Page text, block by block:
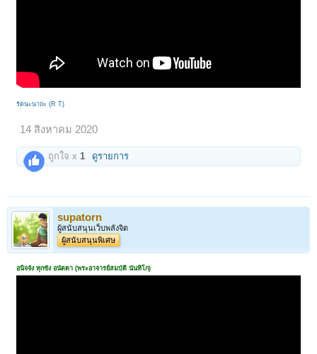
รัตนะนาถะ (R T)
14 สิงหาคม 2020
ถูกใจ x1 ดูรายการ
supatorn
ผู้สนับสนุนเว็บพลังจิต
ผู้สนับสนุนพิเศษ
อนิจจัง ทุกขัง อนัตตา (พระอาจารย์สมบัติ นันทิโก)